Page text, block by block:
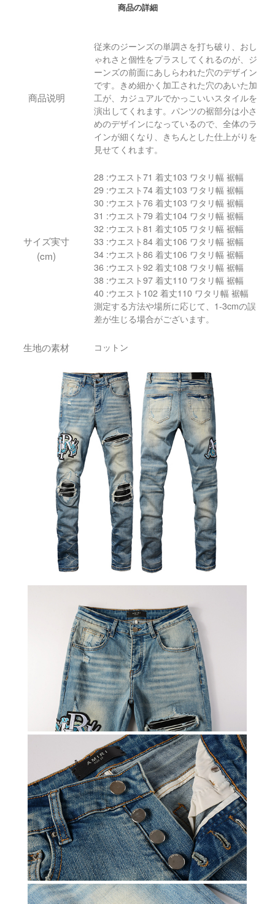
商品の詳細
商品说明
従来のジーンズの単調さを打ち破り、おし
ゃれさと個性をプラスしてくれるのが、ジ
ーンズの前面にあしらわれた穴のデザイン
です。きめ細かく加工された穴のあいた加
工が、カジュアルでかっこいいスタイルを
演出してくれます。パンツの裾部分は小さ
めのデザインになっているので、全体のラ
インが細くなり、きちんとした仕上がりを
見せてくれます。
サイズ実寸
(cm)
28 :ウエスト71 着丈103 ワタリ幅 裾幅
29 :ウエスト74 着丈103 ワタリ幅 裾幅
30 :ウエスト76 着丈103 ワタリ幅 裾幅
31 :ウエスト79 着丈104 ワタリ幅 裾幅
32 :ウエスト81 着丈105 ワタリ幅 裾幅
33 :ウエスト84 着丈106 ワタリ幅 裾幅
34 :ウエスト86 着丈106 ワタリ幅 裾幅
36 :ウエスト92 着丈108 ワタリ幅 裾幅
38 :ウエスト97 着丈110 ワタリ幅 裾幅
40 :ウエスト102 着丈110 ワタリ幅 裾幅
測定する方法や場所に応じて、1-3cmの誤
差が生じる場合がございます。
生地の素材 コットン